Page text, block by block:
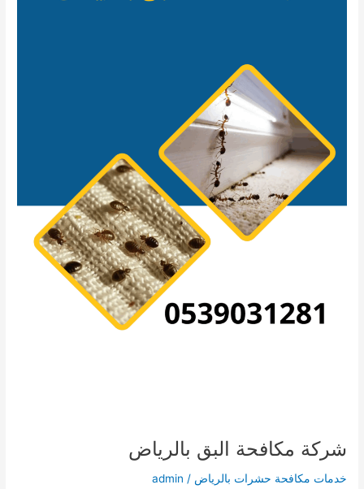
شركة مكافحة البق بالرياض
خدمات مكافحة حشرات بالرياض /
admin